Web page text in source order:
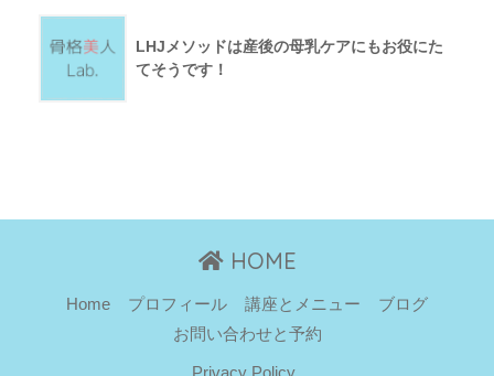
LHJメソッドは産後の母乳ケアにもお役にた
てそうです！
HOME
Home プロフィール 講座とメニュー
ブログ
お問い合わせと予約